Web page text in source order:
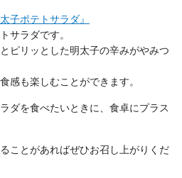
子ポテトサラダ』
サラダです。
ピリッとした明太子の辛みがやみつ
感も楽しむことができます。
ダを食べたいときに、食卓にプラス
ことがあればぜひお召し上がりくだ